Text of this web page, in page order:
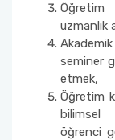
Öğretim
uzmanlık
seminer
etmek,
Öğretim
bilimsel
öğrenci
Mezunlarla
Komisyonu
Eğitim-Öğretim
Komisyonu
Eğitim-Öğretim